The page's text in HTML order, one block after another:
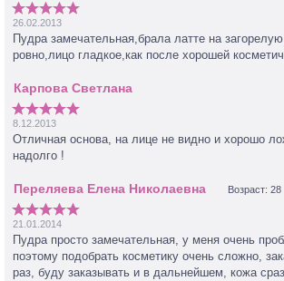
26.02.2013
Пудра замечательная,брала латте на
ровно,лицо гладкое,как после хорошей
8.12.2013
Отличная основа, на лице не видно и хорошо
надолго !
Возраст: 28
21.01.2014
Пудра просто замечательная, у меня очень
поэтому подобрать косметику очень сложно,
раз, буду заказывать и в дальнейшем, кожа